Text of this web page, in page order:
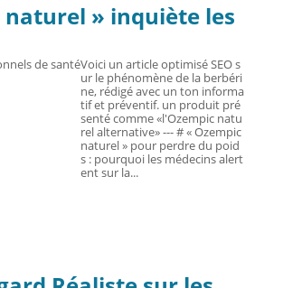
» inquiète les
Voici un article optimisé SEO s
ur le phénomène de la berbéri
ne, rédigé avec un ton informa
tif et préventif. un produit pré
senté comme «l'Ozempic natu
rel alternative» --- # « Ozempic
naturel » pour perdre du poid
s : pourquoi les médecins alert
ent sur la...